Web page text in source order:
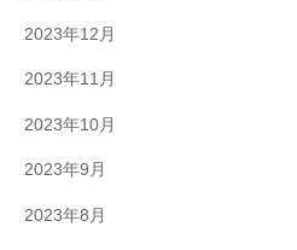
2023年12月
2023年11月
2023年10月
2023年9月
2023年8月